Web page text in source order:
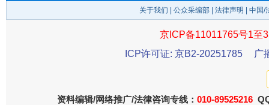
关于我们 公众采编部 法律声明 | 中国
京ICP备11011765号1至
ICP许可证: 京B2-20251785
广
资料编辑/网络推广/法律咨询专线： 010-89525216